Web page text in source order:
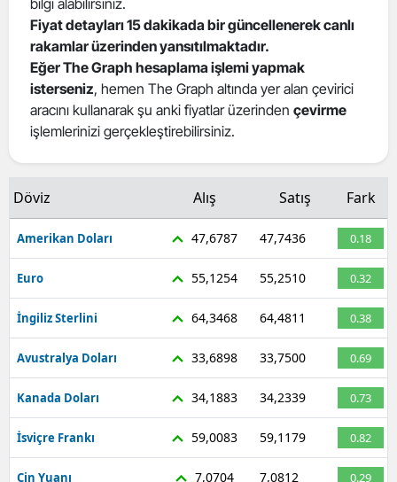
Hatay
Isparta
Mersin
Kars
Kastamonu
Kırklareli
Kırşehir
Kocaeli
Konya
Kütahya
bilgi alabilirsiniz.
Fiyat detayları 15 dakikada bir güncellenerek canlı
rakamlar üzerinden yansıtılmaktadır.
Eğer The Graph hesaplama işlemi yapmak
isterseniz, hemen The Graph altında yer alan çevirici
aracını kullanarak şu anki fiyatlar üzerinden çevirme
işlemlerinizi gerçekleştirebilirsiniz.
Döviz Alış Satış Fark
Amerikan Doları 47,6787 47,7436 0.18
Euro 55,1254 55,2510 0.32
İngiliz Sterlini 64,3468 64,4811 0.38
Avustralya Doları 33,6898 33,7500 0.69
Kanada Doları 34,1883 34,2339 0.73
İsviçre Frankı 59,0083 59,1179 0.82
Çin Yuanı 7,0704 7,0812 0.29